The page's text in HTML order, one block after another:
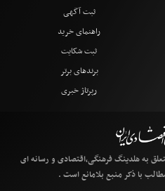
ثبت آگهی
راهنمای خرید
ثبت شکایت
برندهای برتر
رپرتاژ خبری
به هلدینگ فرهنگی،اقتصادی و رسانه ای
با ذکر منبع بلامانع است .